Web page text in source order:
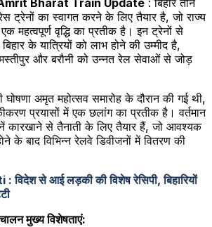
ट्रेनों का स्वागत करने के लिए तैयार है, जो राज्य
महत्वपूर्ण वृद्धि का प्रतीक है। इन ट्रेनों से
के यात्रियों को लाभ होने की उम्मीद है,
और बरौनी को उन्नत रेल सेवाओं से जोड़
अमृत महोत्सव समारोह के दौरान की गई थी,
प्रयासों में एक छलांग का प्रतीक है। वर्तमान
कारखाने से तैनाती के लिए तैयार हैं, जो आवश्यक
के बाद विभिन्न रेलवे डिवीजनों में वितरण की
से आई लड़की की विशेष रेसिपी, बिहारियों
मुख्य विशेषताएं: